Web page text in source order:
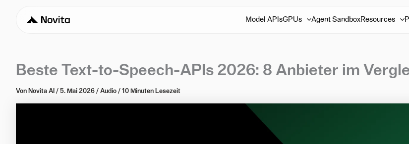
Model APIsGPUs Agent SandboxResources
Beste Text-to-Speech-APIs 2026: 8 Anbieter im
Von Novita AI / 5. Mai 2026 / Audio / 10 Minuten Lesezeit